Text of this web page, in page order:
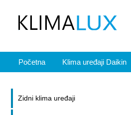
Početna Klima uređaji Daikin
Zidni klima uređaji